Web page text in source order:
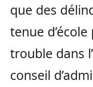
que des
tenue
trouble dans
conseil